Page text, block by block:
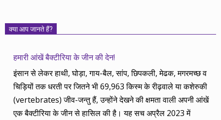
क्या आप जानते हैं?
हमारी आंखें बैक्टीरिया के जीन की देन!
इंसान से लेकर हाथी, घोड़ा, गाय-बैल, सांप, छिपकली, मेढक, मगरमच्छ व
चिड़ियों तक धरती पर जितने भी 69,963 किस्म के रीढ़वाले या कशेरुकी
(vertebrates) जीव-जन्तु हैं, उन्होंने देखने की क्षमता वाली अपनी आंखें
एक बैक्टीरिया के जीन से हासिल की है। यह सच अप्रैल 2023 में